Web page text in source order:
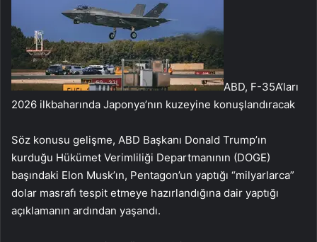
ABD, F-35A’ları
2026 ilkbaharında Japonya’nın kuzeyine konuşlandıracak
Söz konusu gelişme, ABD Başkanı Donald Trump’ın
kurduğu Hükümet Verimliliği Departmanının (DOGE)
başındaki Elon Musk’ın, Pentagon’un yaptığı “milyarlarca”
dolar masrafı tespit etmeye hazırlandığına dair yaptığı
açıklamanın ardından yaşandı.